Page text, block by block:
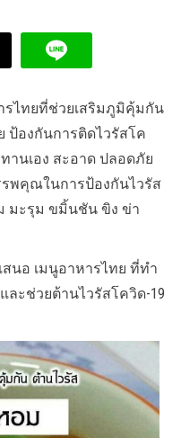
รไทยที่ช่วยเสริมภูมิคุ้มกัน
ป้องกันการติดไวรัสโค
านเอง สะอาด ปลอดภัย
พคุณในการป้องกันไวรัส
มะรุม ขมิ้นชัน ขิง ข่า
สนอ เมนูอาหารไทย ที่ทำ
ะช่วยต้านไวรัสโควิด-19